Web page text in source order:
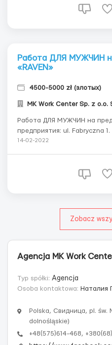
Работа ДЛЯ МУЖЧИН
«RAVEN»
4500-5000 zł (злотых)
MK Work Center Sp. z o.o.
Работа ДЛЯ МУЖЧИН на
предприятия: ul. Fabryczna
(около г. Щецин) Обязанности: изготовление
стекловатой.
14-02-2022
Zobacz
Agencja MK Work
Typ spółki: Agencja
Osoba kontaktowa: Наталия
Polska, Свидница, pl. św.
dolnośląskie)
+48(575)614-468,